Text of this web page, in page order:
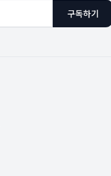
구독하기